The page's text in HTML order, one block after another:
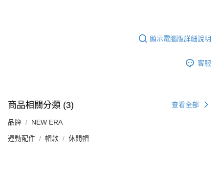
顯示電腦版詳細說明
客服
商品相關分類 (3) 查看全部
品牌 NEW ERA
運動配件 帽款 休閒帽